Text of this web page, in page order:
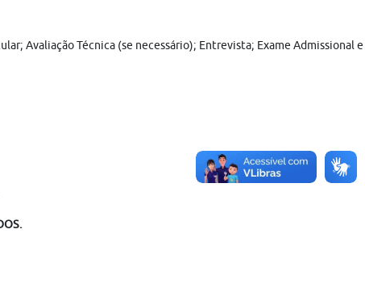
Avaliação Técnica (se necessário); Entrevista; Exame Admissional